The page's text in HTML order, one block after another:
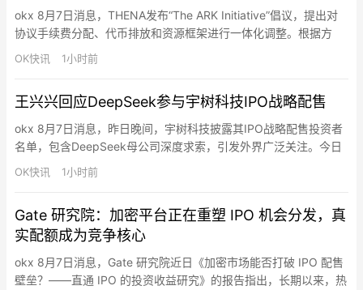
okx 8月7日消息，THENA发布“The ARK Initiative”倡议，提出对
协议手续费分配、代币排放和资源框架进行一体化调整。根据方
案，现货交易手续费拟按40%分配给veTHE投票者、60%转入协议
金库，并暂缓按原有结构向theNFT分配交易手续费。THE排放拟调
rebase…
OK快讯 1小时前
王兴兴回应DeepSeek参与宇树科技IPO战略配售
okx 8月7日消息，昨日晚间，宇树科技披露其IPO战略配售投资者
名单，包含DeepSeek母公司深度求索，引发外界广泛关注。今日
下午，宇树科技董事长、总经理兼首席技术官王兴兴在会上首次回
应称，深度求索将为宇树科技提供具有市场竞争力的商业合作方
集群建设、数据中心运营（如有）等方面提供技术支持。宇树科
技…
OK快讯 1小时前
Gate 研究院：加密平台正在重塑 IPO 机会分发，真
实配额成为竞争核心
okx 8月7日消息，Gate 研究院近日《加密市场能否打破 IPO 配售
壁垒？——直通 IPO 的投资收益研究》的报告指出，长期以来，热